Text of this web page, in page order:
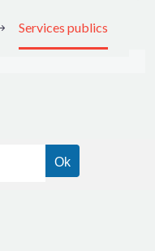
Services publics